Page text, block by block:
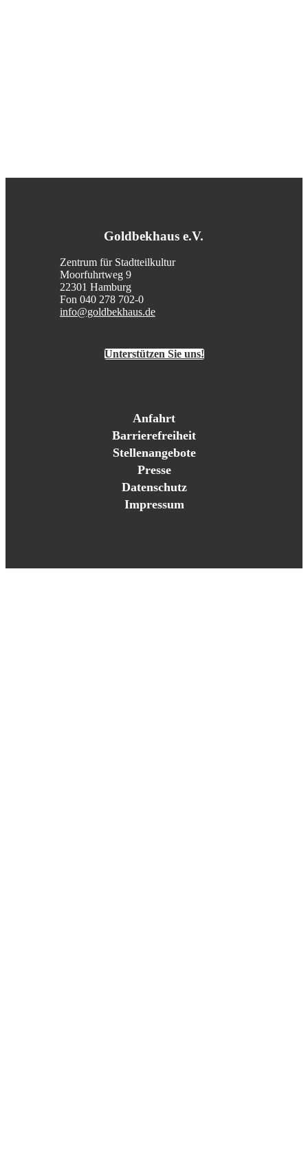
Goldbekhaus e.V.
Zentrum für Stadtteilkultur
Moorfuhrtweg 9
22301 Hamburg
Fon 040 278 702-0
info@goldbekhaus.de
Unterstützen Sie uns!
Anfahrt
Barrierefreiheit
Stellenangebote
Presse
Datenschutz
Impressum